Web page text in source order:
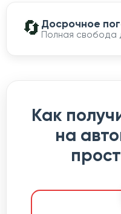
🔄 Досрочное
Полная свобода
Как
на